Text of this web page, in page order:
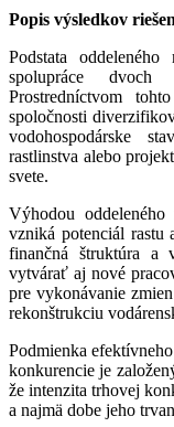
Popis výsledkov
Podstata
spolupráce dvoch
Prostredníctvom
spoločnosti
vodohospodárske
rastlinstva alebo
svete.
Výhodou
vzniká potenciál rastu
finančná štruktúra a
vytvárať aj nové
pre vykonávanie
rekonštrukciu
Podmienka
konkurencie je
že intenzita trhovej
a najmä dobe jeho